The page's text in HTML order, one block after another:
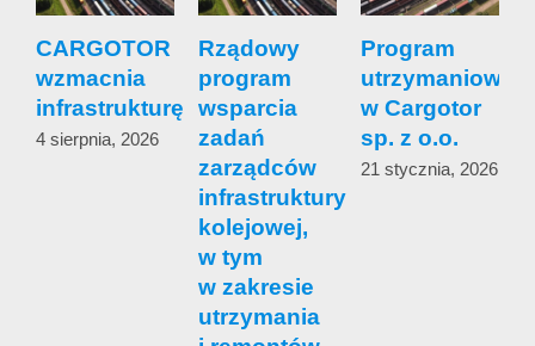
CARGOTOR
wzmacnia
infrastrukturę
4 sierpnia, 2026
Rządowy
program
wsparcia
zadań
zarządców
infrastruktury
kolejowej,
w tym
w zakresie
utrzymania
Program
utrzymaniowy
w Cargotor
sp. z o.o.
21 stycznia, 2026